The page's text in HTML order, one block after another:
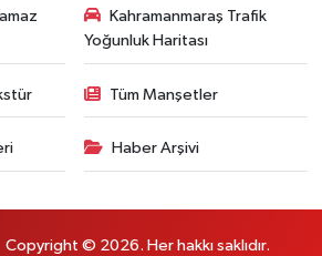
Kahramanmaraş Trafik
Yoğunluk Haritası
Tüm Manşetler
Haber Arşivi
Copyright © 2026. Her hakkı saklıdır.